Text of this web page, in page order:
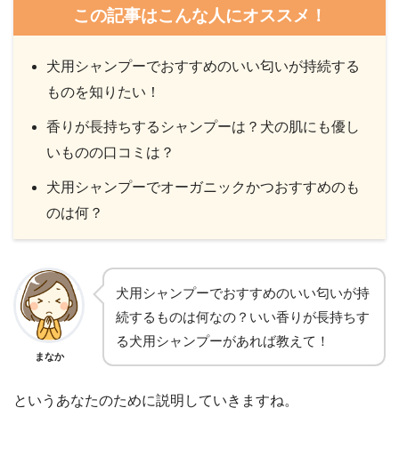
この記事はこんな人にオススメ！
犬用シャンプーでおすすめのいい匂いが持続する
ものを知りたい！
香りが長持ちするシャンプーは？犬の肌にも優し
いものの口コミは？
犬用シャンプーでオーガニックかつおすすめのも
のは何？
まなか
犬用シャンプーでおすすめのいい匂いが持
続するものは何なの？いい香りが長持ちす
る犬用シャンプーがあれば教えて！
というあなたのために説明していきますね。